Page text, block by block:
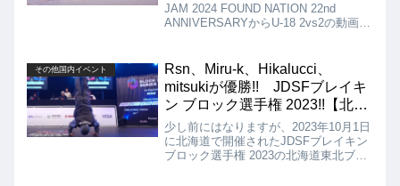
JAM 2024 FOUND NATION 22nd
ANNIVERSARYからU-18 2vs2の動画を
となりましたが、結果は、EEL
WI$ENAIL（knuckle & $ena）が優勝と
なりました!!
その他国内イベント
Rsn、Miru-k、Hikalucci、
mitsukiが優勝!! JDSFブレイキ
ン ブロック選手権 2023!!【北海
道東北ブロック】
少し前にはなりますが、2023年10月1日
に北海道で開催されたJDSFブレイキン
ブロック選手権 2023の北海道東北ブロ